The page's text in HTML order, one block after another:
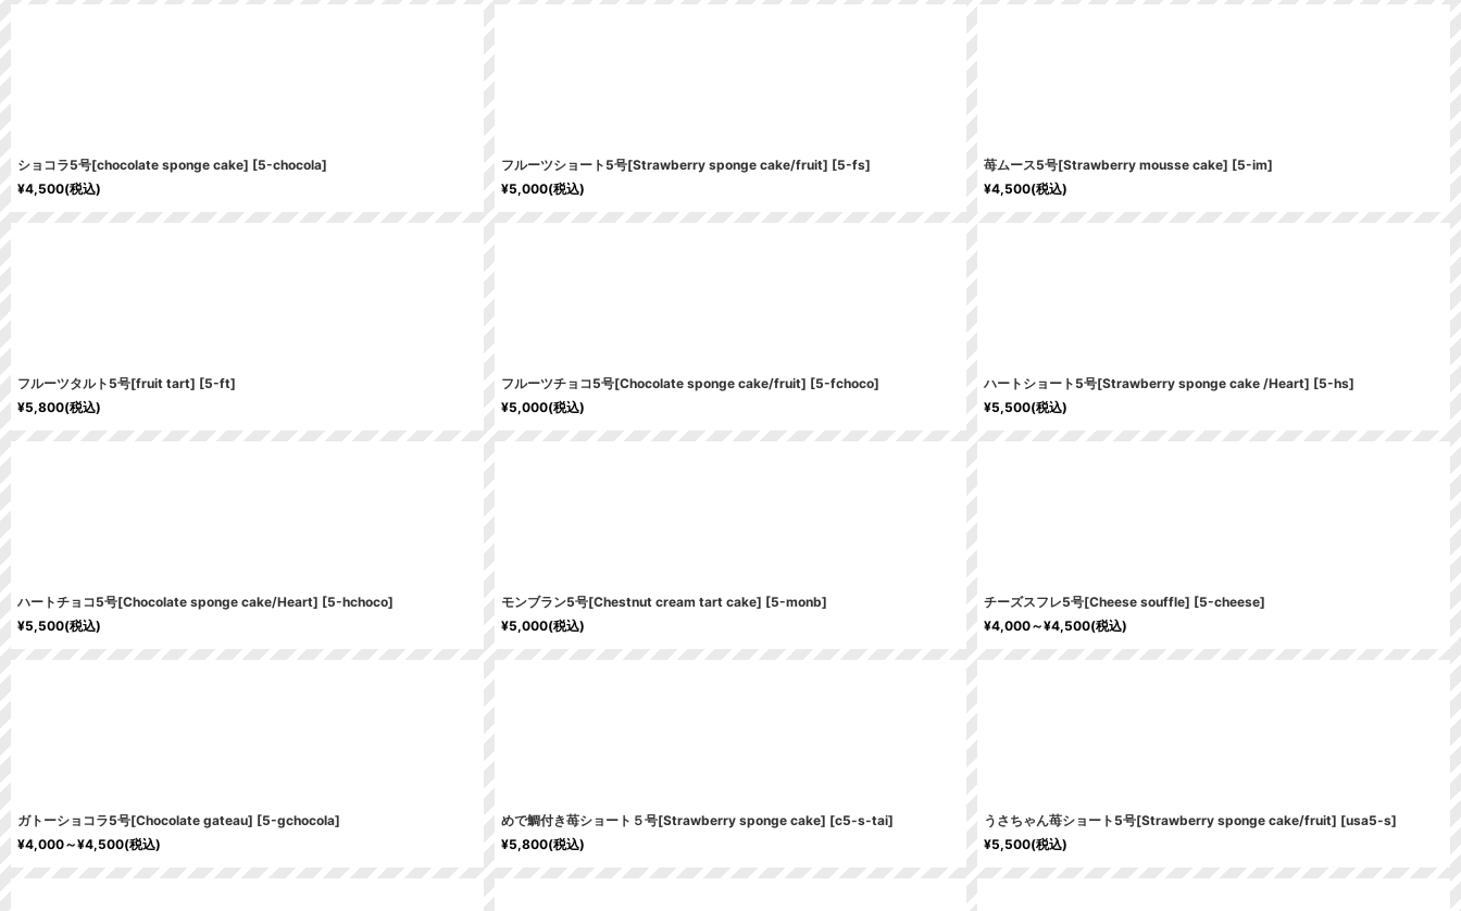
ショコラ5号[chocolate sponge cake] [5-chocola]
¥4,500(税込)
フルーツショート5号[Strawberry sponge cake/fruit] [5-fs]
¥5,000(税込)
苺ムース5号[Strawberry mousse cake] [5-im]
¥4,500(税込)
フルーツタルト5号[fruit tart] [5-ft]
¥5,800(税込)
フルーツチョコ5号[Chocolate sponge cake/fruit] [5-fchoco]
¥5,000(税込)
ハートショート5号[Strawberry sponge cake /Heart] [5-hs]
¥5,500(税込)
ハートチョコ5号[Chocolate sponge cake/Heart] [5-hchoco]
¥5,500(税込)
モンブラン5号[Chestnut cream tart cake] [5-monb]
¥5,000(税込)
チーズスフレ5号[Cheese souffle] [5-cheese]
¥4,000～¥4,500(税込)
ガトーショコラ5号[Chocolate gateau] [5-gchocola]
¥4,000～¥4,500(税込)
めで鯛付き苺ショート５号[Strawberry sponge cake] [c5-s-tai]
¥5,800(税込)
うさちゃん苺ショート5号[Strawberry sponge cake/fruit] [usa5-s]
¥5,500(税込)